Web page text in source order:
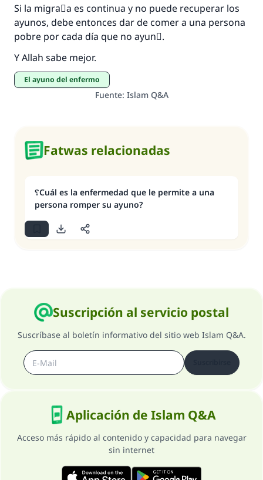
Si la migraٌa es continua y no puede recuperar los
ayunos, debe entonces dar de comer a una persona
pobre por cada día que no ayunَ.
Y Allah sabe mejor.
El ayuno del enfermo
Fuente: Islam Q&A
Fatwas relacionadas
؟Cuál es la enfermedad que le permite a una
persona romper su ayuno?
Suscripción al servicio postal
Suscríbase al boletín informativo del sitio web Islam Q&A.
Aplicación de Islam Q&A
Acceso más rápido al contenido y capacidad para navegar
sin internet
Profeta ﷺ dijo:
"Una persona que orienta a otros a hacer el
bien obtendrá la misma recompensa que
aquellos que lo realicen."
(MUSLIM, 1893)